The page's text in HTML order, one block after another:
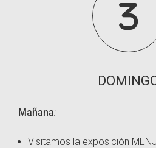
3
Mañana:
Visitamos la exposición